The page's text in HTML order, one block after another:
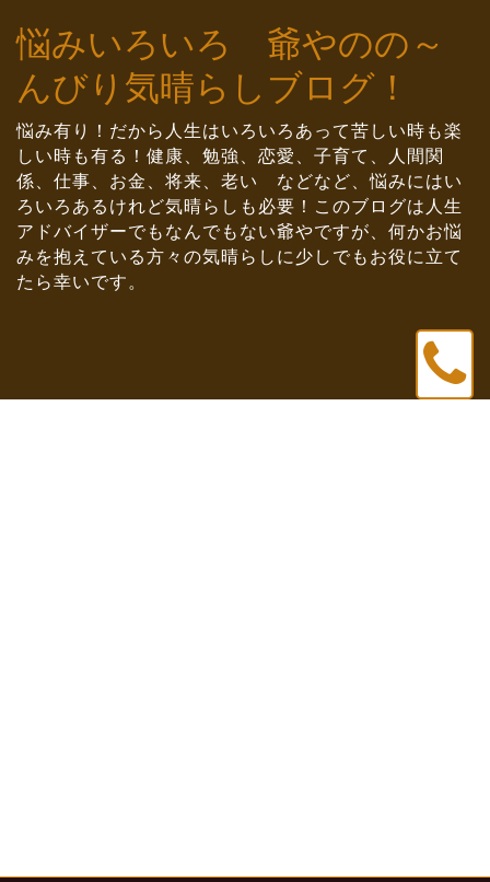
content
悩みいろいろ 爺やのの～
んびり気晴らしブログ！
悩み有り！だから人生はいろいろあって苦しい時も楽
しい時も有る！健康、勉強、恋愛、子育て、人間関
係、仕事、お金、将来、老い などなど、悩みにはい
ろいろあるけれど気晴らしも必要！このブログは人生
アドバイザーでもなんでもない爺やですが、何かお悩
みを抱えている方々の気晴らしに少しでもお役に立て
たら幸いです。